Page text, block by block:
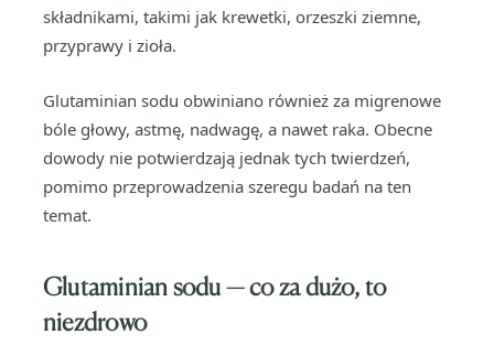
składnikami, takimi jak krewetki, orzeszki ziemne,
przyprawy i zioła.
Glutaminian sodu obwiniano również za migrenowe
bóle głowy, astmę, nadwagę, a nawet raka. Obecne
dowody nie potwierdzają jednak tych twierdzeń,
pomimo przeprowadzenia szeregu badań na ten
temat.
Glutaminian sodu — co za dużo, to
niezdrowo